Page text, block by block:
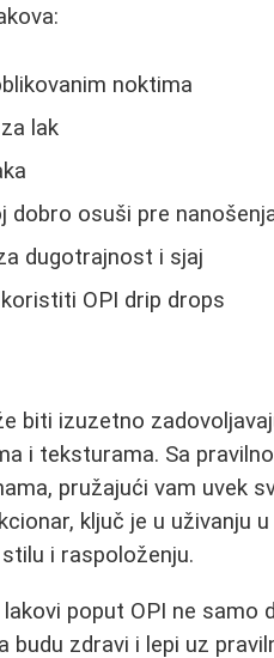
noktima
lak
dobro osuši pre
dugotrajnost i sjaj
OPI drip drops
biti izuzetno
i teksturama. Sa
pružajući vam uvek
ključ je u uživanju
i raspoloženju.
poput OPI ne samo
budu zdravi i lepi uz